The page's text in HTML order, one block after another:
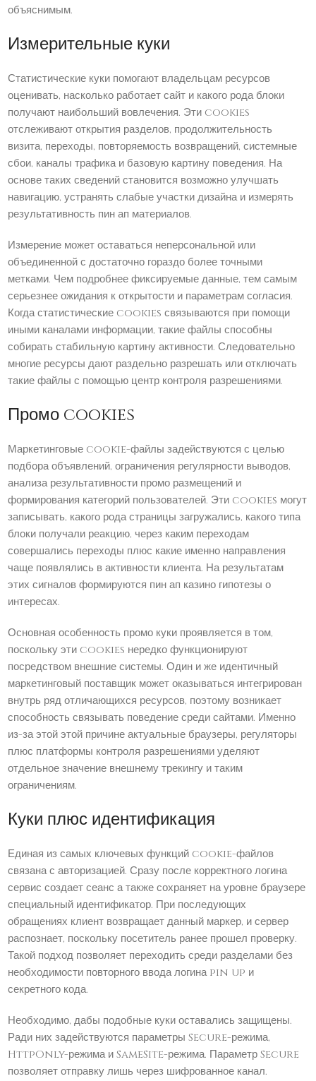
объяснимым.
Измерительные куки
Статистические куки помогают владельцам ресурсов
оценивать, насколько работает сайт и какого рода блоки
получают наибольший вовлечения. Эти cookies
отслеживают открытия разделов, продолжительность
визита, переходы, повторяемость возвращений, системные
сбои, каналы трафика и базовую картину поведения. На
основе таких сведений становится возможно улучшать
навигацию, устранять слабые участки дизайна и измерять
результативность пин ап материалов.
Измерение может оставаться неперсональной или
объединенной с достаточно гораздо более точными
метками. Чем подробнее фиксируемые данные, тем самым
серьезнее ожидания к открытости и параметрам согласия.
Когда статистические cookies связываются при помощи
иными каналами информации, такие файлы способны
собирать стабильную картину активности. Следовательно
многие ресурсы дают раздельно разрешать или отключать
такие файлы с помощью центр контроля разрешениями.
Промо cookies
Маркетинговые cookie-файлы задействуются с целью
подбора объявлений, ограничения регулярности выводов,
анализа результативности промо размещений и
формирования категорий пользователей. Эти cookies могут
записывать, какого рода страницы загружались, какого типа
блоки получали реакцию, через каким переходам
совершались переходы плюс какие именно направления
чаще появлялись в активности клиента. На результатам
этих сигналов формируются пин ап казино гипотезы о
интересах.
Основная особенность промо куки проявляется в том,
поскольку эти cookies нередко функционируют
посредством внешние системы. Один и же идентичный
маркетинговый поставщик может оказываться интегрирован
внутрь ряд отличающихся ресурсов, поэтому возникает
способность связывать поведение среди сайтами. Именно
из-за этой этой причине актуальные браузеры, регуляторы
плюс платформы контроля разрешениями уделяют
отдельное значение внешнему трекингу и таким
ограничениям.
Куки плюс идентификация
Единая из самых ключевых функций cookie-файлов
связана с авторизацией. Сразу после корректного логина
сервис создает сеанс а также сохраняет на уровне браузере
специальный идентификатор. При последующих
обращениях клиент возвращает данный маркер, и сервер
распознает, поскольку посетитель ранее прошел проверку.
Такой подход позволяет переходить среди разделами без
необходимости повторного ввода логина pin up и
секретного кода.
Необходимо, дабы подобные куки оставались защищены.
Ради них задействуются параметры Secure-режима,
HttpOnly-режима и SameSite-режима. Параметр Secure
позволяет отправку лишь через шифрованное канал.